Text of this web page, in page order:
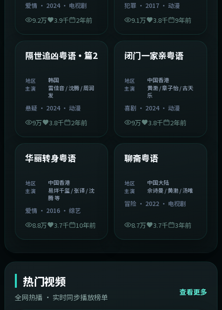
爱情· 2024· 电视剧
9.2万 3.9千 2年前
犯罪· 2017· 动漫
9.1万 3.8千 9年前
精选
隔世追凶粤语·篇2
地区 韩国
主演
雷佳音 / 沈腾 / 周润
发
悬疑· 2024· 动漫
9万 3.8千 2年前
精选
闭门一家亲粤语
地区 中国香港
主演
黄渤 / 章子怡 / 古天
乐
喜剧· 2024· 动漫
9万 3.8千 2年前
精选
华丽转身粤语
地区 中国香港
主演
易烊千玺 / 张译 / 沈
腾 等
爱情· 2016· 综艺
8.8万 3.7千 10年前
精选
聊斋粤语
地区 中国大陆
主演 佘诗曼 / 黄渤 / 汤唯
冒险· 2022· 电视剧
8.7万 3.7千 3年前
热门视频
全网热播 · 实时同步播放榜单
查看更多
韩国 44:14